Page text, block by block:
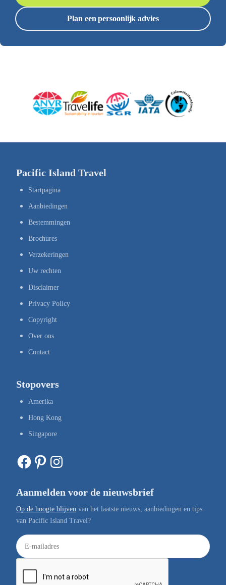
Plan een persoonlijk advies
Pacific Island Travel
Startpagina
Aanbiedingen
Bestemmingen
Brochures
Verzekeringen
Uw rechten
Disclaimer
Privacy Policy
Copyright
Over ons
Contact
Stopovers
Amerika
Hong Kong
Singapore
Facebook Pinterest Instagram
Aanmelden voor de nieuwsbrief
Op de hoogte blijven van het laatste nieuws, aanbiedingen en tips
van Pacific Island Travel?
E
-